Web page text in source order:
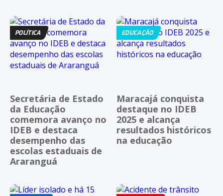
POLÍTICA
Secretária de Estado
da Educação
comemora avanço no
IDEB e destaca
desempenho das
escolas estaduais de
Araranguá
EDUCAÇÃO
Maracajá conquista
destaque no IDEB
2025 e alcança
resultados históricos
na educação